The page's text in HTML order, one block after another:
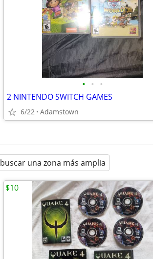
• • •
2 NINTENDO SWITCH GAMES
6/22 Adamstown
buscar una zona más amplia
$10